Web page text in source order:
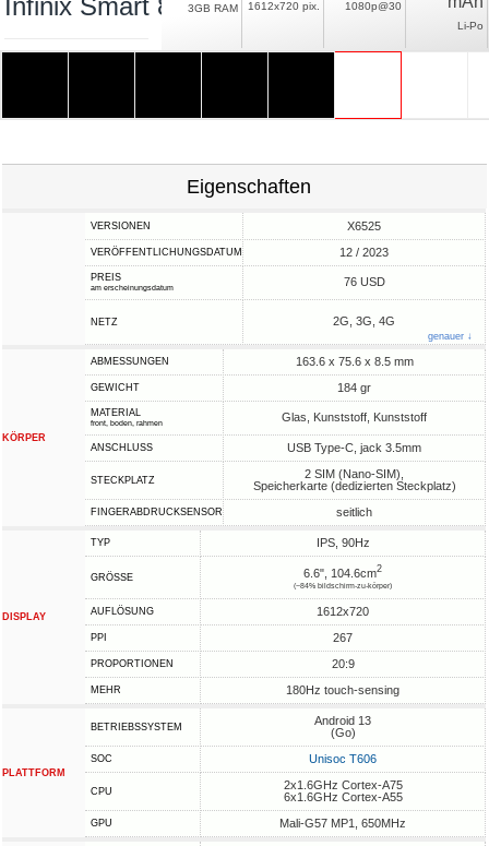
Infinix Smart 8 HD
3GB RAM 1612x720 pix. 1080p@30
Li-Po
Eigenschaften
VERSIONEN X6525
VERÖFFENTLICHUNGSDATUM 12 / 2023
PREIS
am erscheinungsdatum 76 USD
NETZ 2G, 3G, 4G
genauer ↓
KÖRPER
ABMESSUNGEN 163.6 x 75.6 x 8.5 mm
GEWICHT 184 gr
MATERIAL
front, boden, rahmen Glas, Kunststoff, Kunststoff
ANSCHLUSS USB Type-C, jack 3.5mm
STECKPLATZ
2 SIM (Nano-SIM),
Speicherkarte (dedizierten Steckplatz)
FINGERABDRUCKSENSOR seitlich
DISPLAY
TYP IPS, 90Hz
GRÖSSE 6.6", 104.6cm2
(~84% bildschirm-zu-körper)
AUFLÖSUNG 1612x720
PPI 267
PROPORTIONEN 20:9
MEHR 180Hz touch-sensing
PLATTFORM
BETRIEBSSYSTEM
Android 13
(Go)
SOC Unisoc T606
CPU
2x1.6GHz Cortex-A75
6x1.6GHz Cortex-A55
GPU Mali-G57 MP1, 650MHz